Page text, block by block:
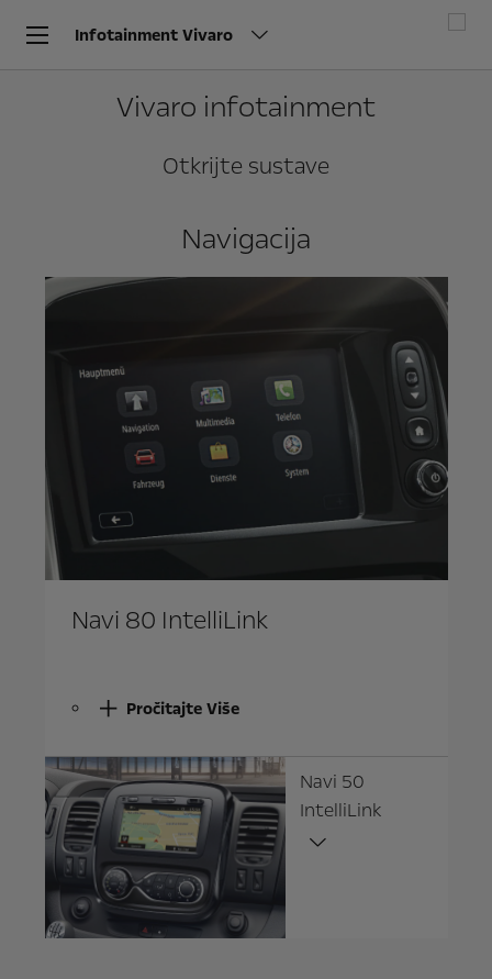
Infotainment Vivaro
Vivaro infotainment
Otkrijte sustave
Navigacija
Navi 80 IntelliLink
Pročitajte Više
Navi 50
IntelliLink